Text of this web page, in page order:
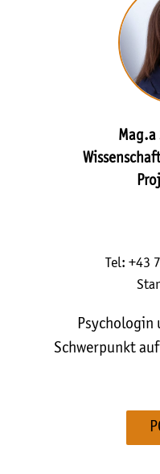
Mag.a
Tel: +43
Psychologin
Schwerpunkt